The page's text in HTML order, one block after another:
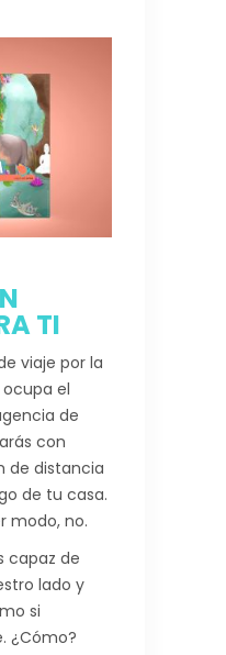
TI
viaje por la
el
de
con
de distancia
de tu casa.
modo, no.
capaz de
lado y
si
¿Cómo?